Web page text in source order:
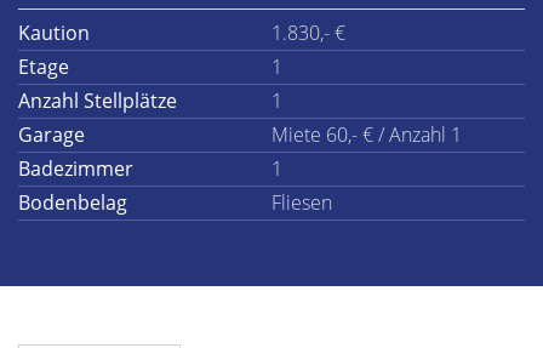
Kaution
1.830,- €
Etage
1
Anzahl Stellplätze
1
Garage
Miete 60,- € / Anzahl 1
Badezimmer
1
Bodenbelag
Fliesen